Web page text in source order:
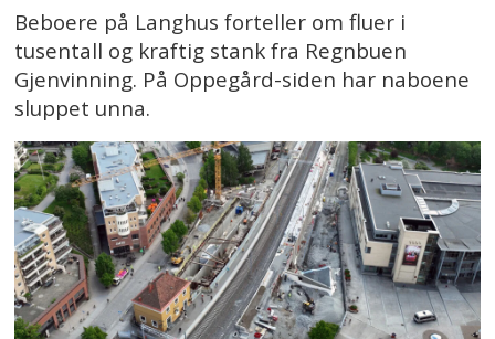
Beboere på Langhus forteller om fluer i
tusentall og kraftig stank fra Regnbuen
Gjenvinning. På Oppegård-siden har naboene
sluppet unna.